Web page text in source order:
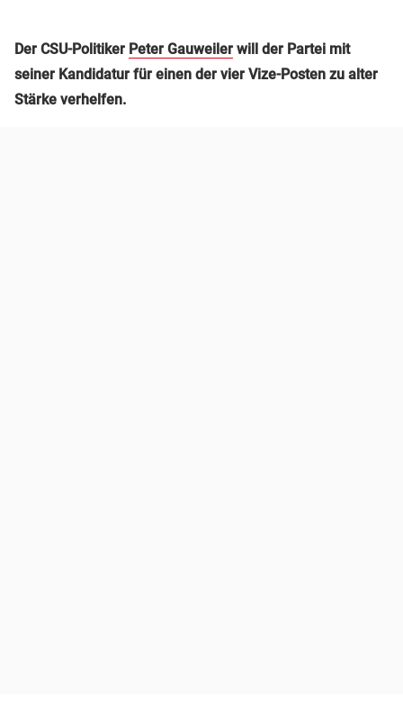
Der CSU-Politiker Peter Gauweiler will der Partei mit
seiner Kandidatur für einen der vier Vize-Posten zu alter
Stärke verhelfen.